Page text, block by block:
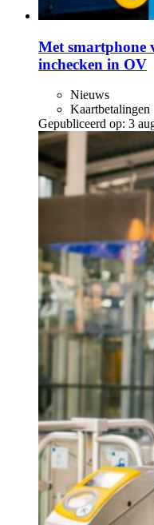
Met smartphone
inchecken in OV
Nieuws
Kaartbetalingen
Gepubliceerd op: 3